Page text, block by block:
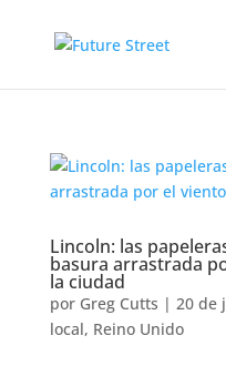
Lincoln: las
basura arrastrada
la ciudad
por Greg Cutts | 20 de
local, Reino Unido